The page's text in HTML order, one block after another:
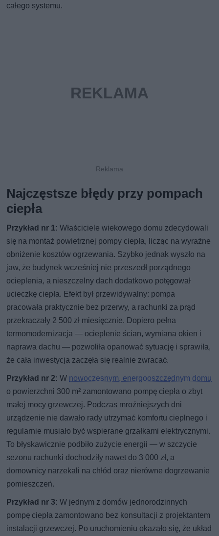
całego systemu.
Najczęstsze błędy przy pompach
ciepła
Przykład nr 1: Właściciele wiekowego domu zdecydowali
się na montaż powietrznej pompy ciepła, licząc na wyraźne
obniżenie kosztów ogrzewania. Szybko jednak wyszło na
jaw, że budynek wcześniej nie przeszedł porządnego
ocieplenia, a nieszczelny dach dodatkowo potęgował
ucieczkę ciepła. Efekt był przewidywalny: pompa
pracowała praktycznie bez przerwy, a rachunki za prąd
przekraczały 2 500 zł miesięcznie. Dopiero pełna
termomodernizacja — ocieplenie ścian, wymiana okien i
naprawa dachu — pozwoliła opanować sytuację i sprawiła,
że cała inwestycja zaczęła się realnie zwracać.
Przykład nr 2: W nowoczesnym, energooszczędnym domu
o powierzchni 300 m² zamontowano pompę ciepła o zbyt
małej mocy grzewczej. Podczas mroźniejszych dni
urządzenie nie dawało rady utrzymać komfortu cieplnego i
regularnie musiało być wspierane grzałkami elektrycznymi.
To błyskawicznie podbiło zużycie energii — w szczycie
sezonu rachunki dochodziły nawet do 3 000 zł, a
domownicy narzekali na chłód oraz nierówne dogrzewanie
pomieszczeń.
Przykład nr 3: W jednym z domów jednorodzinnych
pompę ciepła zamontowano bez konsultacji z projektantem
instalacji grzewczej. Po uruchomieniu okazało się, że układ